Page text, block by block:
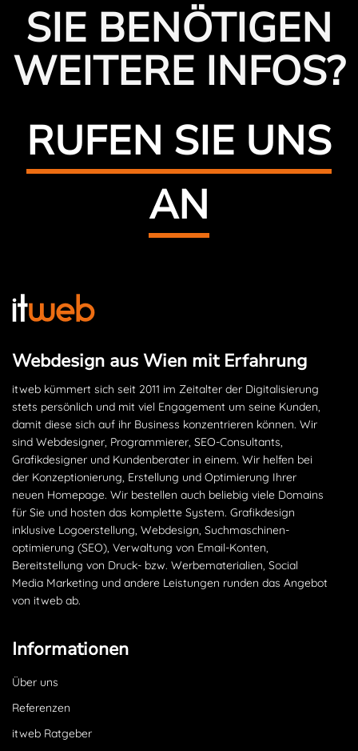
SIE BENÖTIGEN
WEITERE INFOS?
RUFEN SIE UNS
AN
Webdesign aus Wien mit Erfahrung
itweb kümmert sich seit 2011 im Zeitalter der Digitalisierung
stets persönlich und mit viel Engagement um seine Kunden,
damit diese sich auf ihr Business konzentrieren können. Wir
sind Webdesigner, Programmierer, SEO-Consultants,
Grafikdesigner und Kundenberater in einem. Wir helfen bei
der Konzeptionierung, Erstellung und Optimierung Ihrer
neuen Homepage. Wir bestellen auch beliebig viele Domains
für Sie und hosten das komplette System. Grafikdesign
inklusive Logoerstellung, Webdesign, Suchmaschinen­
optimierung (SEO), Verwaltung von Email-Konten,
Bereitstellung von Druck- bzw. Werbematerialien, Social
Media Marketing und andere Leistungen runden das Angebot
von itweb ab.
Informationen
Über uns
Referenzen
itweb Ratgeber